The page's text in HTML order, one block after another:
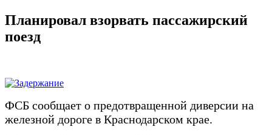
Планировал взорвать пассажирский
поезд
ФСБ сообщает о предотвращенной диверсии на
железной дороге в Краснодарском крае.